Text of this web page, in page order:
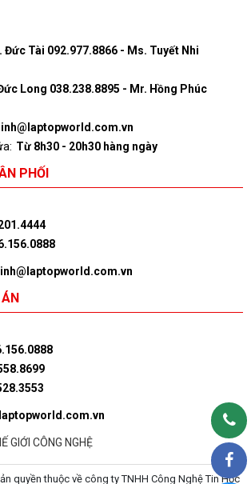
Đức Tài 092.977.8866 - Ms. Tuyết Nhi
Long 038.238.8895 - Mr. Hồng Phúc
Từ 8h30 - 20h30 hàng ngày
PHỐI
GIỚI CÔNG NGHỆ
quyền thuộc về công ty TNHH Công Nghệ Tin Học